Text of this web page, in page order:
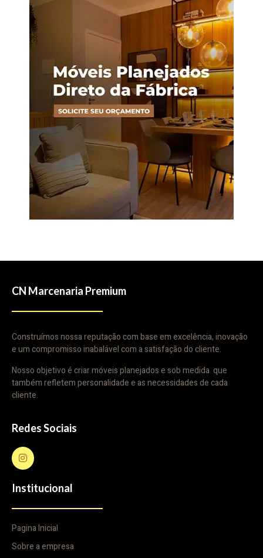
CN Marcenaria Premium
Construímos nossa reputação com base em excelência, inovação
e um compromisso inabalável com a satisfação do cliente.
Nosso objetivo é criar móveis planejados e sob medida que
também refletem personalidade e as necessidades de cada
cliente.
Redes Sociais
Institucional
Pagina Inicial
Sobre a empresa